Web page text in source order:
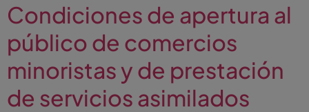
Condiciones de apertura al
público de comercios
minoristas y de prestación
de servicios asimilados